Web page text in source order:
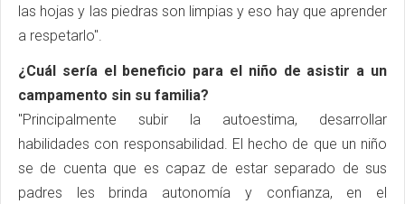
las hojas y las piedras son limpias y eso hay que aprender
a respetarlo".
¿Cuál sería el beneficio para el niño de asistir a un
campamento sin su familia?
"Principalmente subir la autoestima, desarrollar
habilidades con responsabilidad. El hecho de que un niño
se de cuenta que es capaz de estar separado de sus
padres les brinda autonomía y confianza, en el